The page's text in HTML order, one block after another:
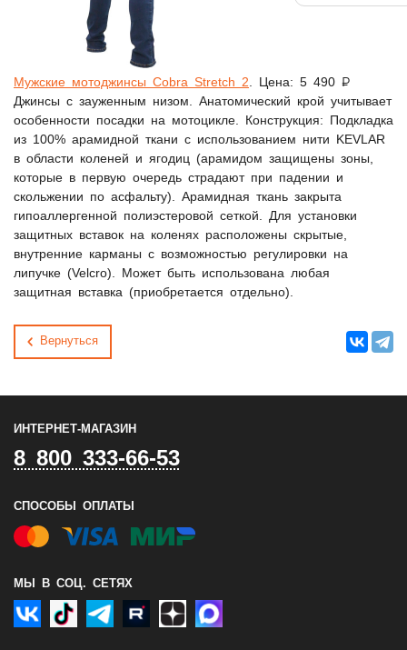
Мужские мотоджинсы Cobra Stretch 2 . Цена: 5 490 ₽
Джинсы с зауженным низом. Анатомический крой учитывает
особенности посадки на мотоцикле. Конструкция: Подкладка
из 100% арамидной ткани с использованием нити KEVLAR
в области коленей и ягодиц (арамидом защищены зоны,
которые в первую очередь страдают при падении и
скольжении по асфальту). Арамидная ткань закрыта
гипоаллергенной полиэстеровой сеткой. Для установки
защитных вставок на коленях расположены скрытые,
внутренние карманы с возможностью регулировки на
липучке (Velcro). Может быть использована любая
защитная вставка (приобретается отдельно).
Вернуться
ИНТЕРНЕТ-МАГАЗИН
8 800 333-66-53
СПОСОБЫ ОПЛАТЫ
МЫ В СОЦ. СЕТЯХ